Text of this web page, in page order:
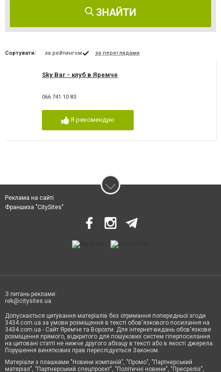
ЗНАЙТИ
Сортувати: за рейтингом за переглядами
Sky Bar - клуб в Яремче
066 741 10 83
Я рекомендую
Реклама на сайті
Франшиза "CitySites"
З питань реклами:
rek@citysites.ua
Допускається цитування матеріалів без отримання попередньої згоди
3434.com.ua за умови розміщення в тексті обов'язкового посилання на
3434.com.ua - Сайт Яремче та Ворохти. Для інтернет-видань обов'язкове
розміщення прямого, відкритого для пошукових систем гіперпосилання
на цитовані статті не нижче другого абзацу в тексті або в якості джерела.
Порушення виняткових прав переслідується Законом.
Матеріали з плашками "Новини компаній", "Промо", "Партнерський
матеріал", "Партнерський спецпроєкт", "Політичні новини", "Пресреліз",